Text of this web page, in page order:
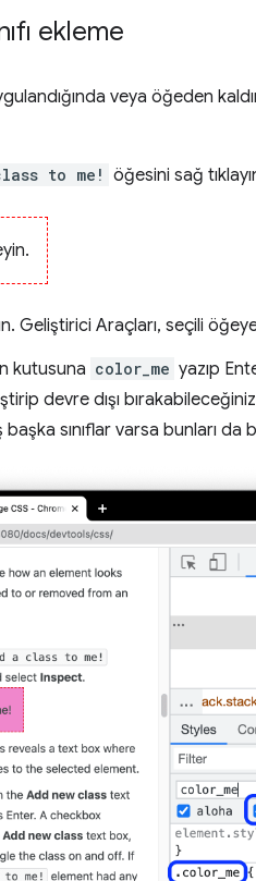
ekleme
veya öğeden
to me! öğesini sağ
Geliştirici Araçları, seçili
kutusuna color_me yazıp
devre dışı
sınıflar varsa bunları